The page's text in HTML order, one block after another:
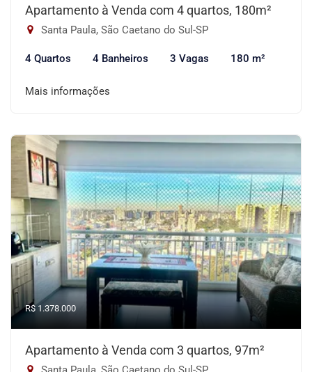
Apartamento à Venda com 4 quartos, 180m²
Santa Paula, São Caetano do Sul-SP
4 Quartos 4 Banheiros 3 Vagas 180 m²
Mais informações
R$ 1.378.000
Apartamento à Venda com 3 quartos, 97m²